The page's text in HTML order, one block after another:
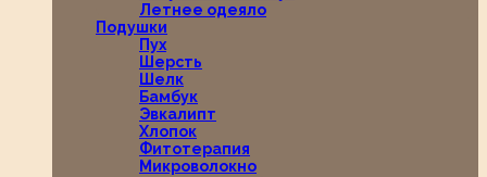
Летнее одеяло
Подушки
Пух
Шерсть
Шелк
Бамбук
Эвкалипт
Хлопок
Фитотерапия
Микроволокно